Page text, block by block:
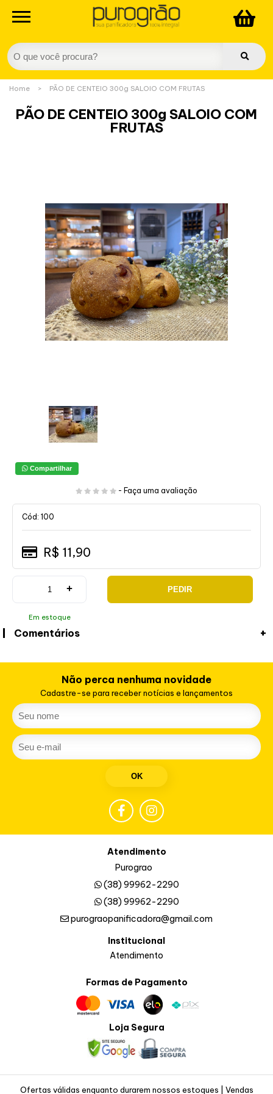
Home > PÃO DE CENTEIO 300g SALOIO COM FRUTAS
PÃO DE CENTEIO 300g SALOIO COM
FRUTAS
Compartilhar
- Faça uma avaliação
Cód: 100
R$ 11,90
+
Em estoque
PEDIR
Comentários
Não perca nenhuma novidade
Cadastre-se para receber notícias e lançamentos
OK
Atendimento
Purograo
(38) 99962-2290
(38) 99962-2290
purograopanificadora@gmail.com
Institucional
Atendimento
Formas de Pagamento
Loja Segura
Ofertas válidas enquanto durarem nossos estoques | Vendas